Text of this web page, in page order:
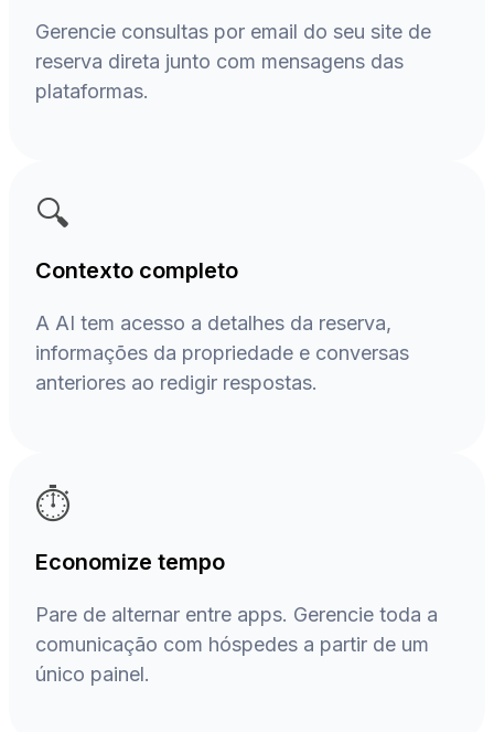
Gerencie consultas por email do seu site de
reserva direta junto com mensagens das
plataformas.
🔍
Contexto completo
A AI tem acesso a detalhes da reserva,
informações da propriedade e conversas
anteriores ao redigir respostas.
⏱️
Economize tempo
Pare de alternar entre apps. Gerencie toda a
comunicação com hóspedes a partir de um
único painel.